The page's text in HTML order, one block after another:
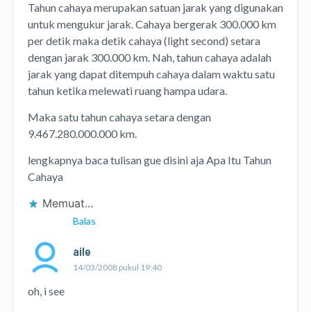
Tahun cahaya merupakan satuan jarak yang digunakan
untuk mengukur jarak. Cahaya bergerak 300.000 km
per detik maka detik cahaya (light second) setara
dengan jarak 300.000 km. Nah, tahun cahaya adalah
jarak yang dapat ditempuh cahaya dalam waktu satu
tahun ketika melewati ruang hampa udara.
Maka satu tahun cahaya setara dengan
9.467.280.000.000 km.
lengkapnya baca tulisan gue disini ajaApa Itu Tahun
Cahaya
Memuat...
Balas
aile
14/03/2008 pukul 19:40
oh, i see